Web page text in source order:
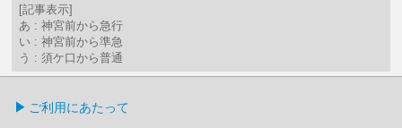
[記事表示]
あ : 神宮前から急行
い : 神宮前から準急
う : 須ケ口から普通
ご利用にあたって